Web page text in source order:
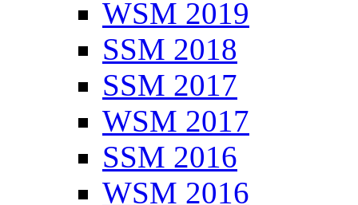
WSM 2019
SSM 2018
SSM 2017
WSM 2017
SSM 2016
WSM 2016